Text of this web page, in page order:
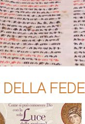
FEDE